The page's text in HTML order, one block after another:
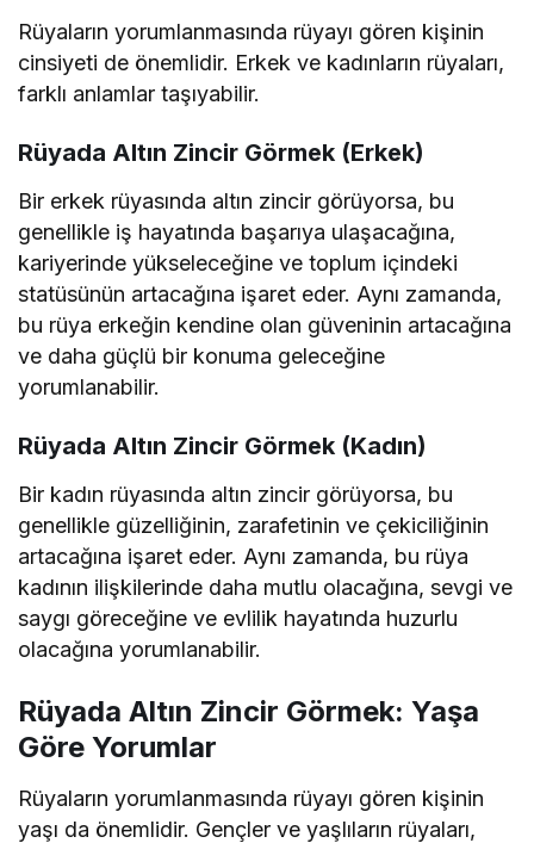
Rüyaların yorumlanmasında rüyayı gören kişinin
cinsiyeti de önemlidir. Erkek ve kadınların rüyaları,
farklı anlamlar taşıyabilir.
Rüyada Altın Zincir Görmek (Erkek)
Bir erkek rüyasında altın zincir görüyorsa, bu
genellikle iş hayatında başarıya ulaşacağına,
kariyerinde yükseleceğine ve toplum içindeki
statüsünün artacağına işaret eder. Aynı zamanda,
bu rüya erkeğin kendine olan güveninin artacağına
ve daha güçlü bir konuma geleceğine
yorumlanabilir.
Rüyada Altın Zincir Görmek (Kadın)
Bir kadın rüyasında altın zincir görüyorsa, bu
genellikle güzelliğinin, zarafetinin ve çekiciliğinin
artacağına işaret eder. Aynı zamanda, bu rüya
kadının ilişkilerinde daha mutlu olacağına, sevgi ve
saygı göreceğine ve evlilik hayatında huzurlu
olacağına yorumlanabilir.
Rüyada Altın Zincir Görmek: Yaşa
Göre Yorumlar
Rüyaların yorumlanmasında rüyayı gören kişinin
yaşı da önemlidir. Gençler ve yaşlıların rüyaları,